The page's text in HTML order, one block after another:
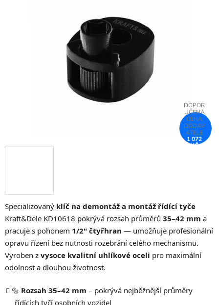
Specializovaný klíč na demontáž a montáž řídící tyče
Kraft&Dele KD10618 pokrývá rozsah průměrů 35–42 mm a
pracuje s pohonem 1/2" čtyřhran — umožňuje profesionální
opravu řízení bez nutnosti rozebrání celého mechanismu.
Vyroben z vysoce kvalitní uhlíkové oceli pro maximální
odolnost a dlouhou životnost.
🔩 Rozsah 35–42 mm – pokrývá nejběžnější průměry
řídících tyčí osobních vozidel
1 072
KČ